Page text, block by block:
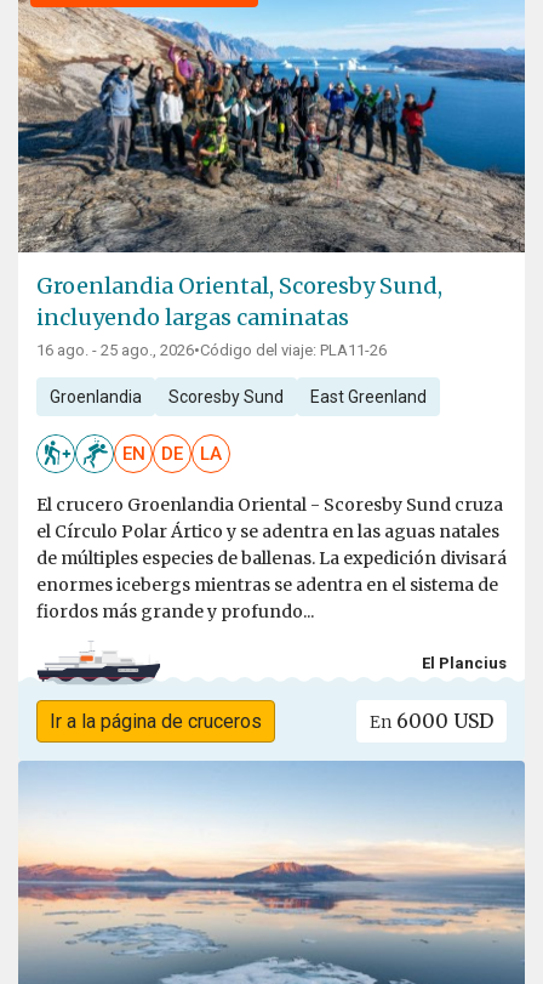
Groenlandia Oriental, Scoresby Sund,
incluyendo largas caminatas
16 ago. - 25 ago., 2026•Código del viaje: PLA11-26
Groenlandia Scoresby Sund East Greenland
EN DE LA
El crucero Groenlandia Oriental - Scoresby Sund cruza
el Círculo Polar Ártico y se adentra en las aguas natales
de múltiples especies de ballenas. La expedición divisará
enormes icebergs mientras se adentra en el sistema de
fiordos más grande y profundo...
El Plancius
Ir a la página de cruceros En 6000 USD